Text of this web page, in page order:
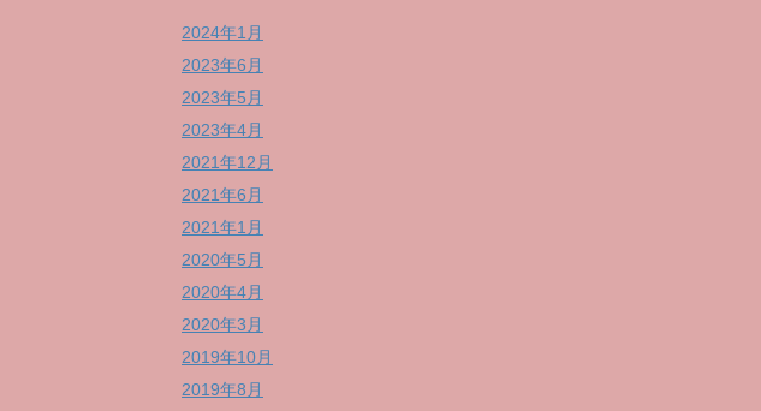
2024年1月
2023年6月
2023年5月
2023年4月
2021年12月
2021年6月
2021年1月
2020年5月
2020年4月
2020年3月
2019年10月
2019年8月